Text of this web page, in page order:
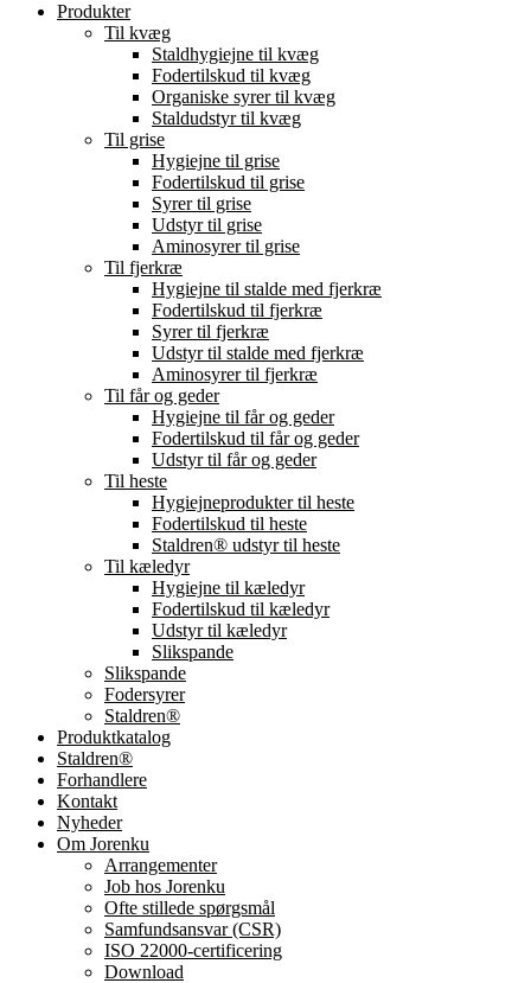
Produkter
Til kvæg
Staldhygiejne til kvæg
Fodertilskud til kvæg
Organiske syrer til kvæg
Staldudstyr til kvæg
Til grise
Hygiejne til grise
Fodertilskud til grise
Syrer til grise
Udstyr til grise
Aminosyrer til grise
Til fjerkræ
Hygiejne til stalde med fjerkræ
Fodertilskud til fjerkræ
Syrer til fjerkræ
Udstyr til stalde med fjerkræ
Aminosyrer til fjerkræ
Til får og geder
Hygiejne til får og geder
Fodertilskud til får og geder
Udstyr til får og geder
Til heste
Hygiejneprodukter til heste
Fodertilskud til heste
Staldren® udstyr til heste
Til kæledyr
Hygiejne til kæledyr
Fodertilskud til kæledyr
Udstyr til kæledyr
Slikspande
Slikspande
Fodersyrer
Staldren®
Produktkatalog
Staldren®
Forhandlere
Kontakt
Nyheder
Om Jorenku
Arrangementer
Job hos Jorenku
Ofte stillede spørgsmål
Samfundsansvar (CSR)
ISO 22000-certificering
Download